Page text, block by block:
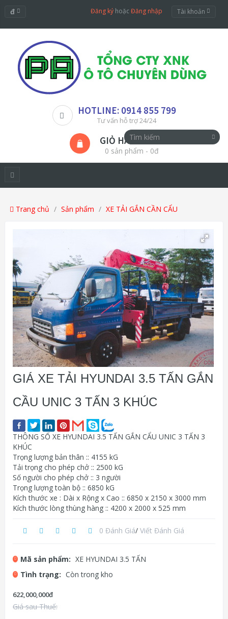
đ Đăng ký hoặcĐăng nhập Tài khoản
HOTLINE: 0914 855 799
Tư vấn hỗ trợ 24/24
GIỎ HÀNG
0 sản phẩm - 0đ
Trang chủ Sản phẩm XE TẢI GẮN CẦN CẨU
GIÁ XE TẢI HYUNDAI 3.5 TẤN GẮN
CẦU UNIC 3 TẤN 3 KHÚC
THÔNG SỐ XE HYUNDAI 3.5 TẤN GẮN CẨU UNIC 3 TẤN 3
KHÚC
Trọng lượng bản thân :: 4155 kG
Tải trọng cho phép chở :: 2500 kG
Số người cho phép chở :: 3 người
Trọng lượng toàn bộ :: 6850 kG
Kích thước xe : Dài x Rộng x Cao :: 6850 x 2150 x 3000 mm
Kích thước lòng thùng hàng :: 4200 x 2000 x 525 mm
0 Đánh Giá/ Viết Đánh Giá
Mã sản phẩm: XE HYUNDAI 3.5 TẤN
Tình trạng: Còn trong kho
622,000,000đ
Giá sau Thuế: